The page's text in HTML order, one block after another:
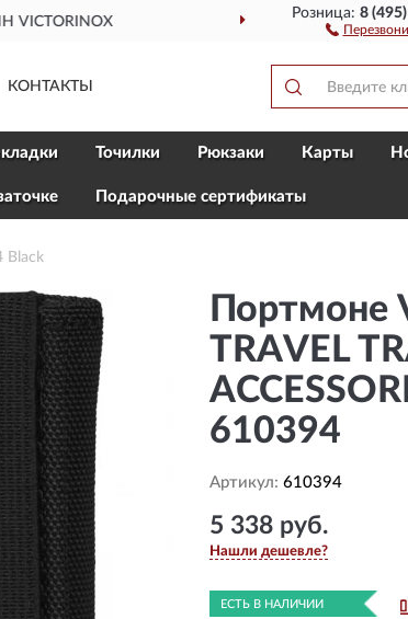
ДОСТАВИМ ПО ВСЕЙ РОССИИ
Розница:8
КОНТАКТЫ
Точилки Рюкзаки Карты
Подарочные сертификаты
Black
Портмоне
TRAVEL
610394
Артикул: 610394
5 338 руб.
Нашли дешевле?
ЕСТЬ В НАЛИЧИИ